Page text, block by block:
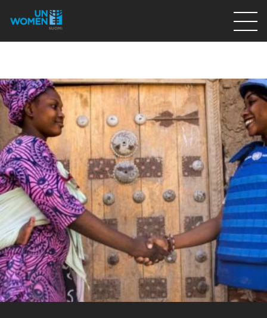
Osallistu
Mitä teemme
Ajankohtaista
Tietoa meistä
På Svenska
Valikon rivi
Lahjoita
Etsi